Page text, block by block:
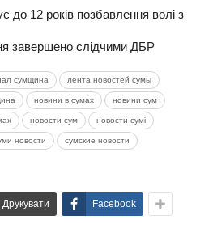
до 12 років позбавлення волі з
завершено слідчими ДБР
сумщина лента новостей сумы
новини в сумах новини сум
новости сум новости сумі
новости сумские новости
Друкувати Facebook